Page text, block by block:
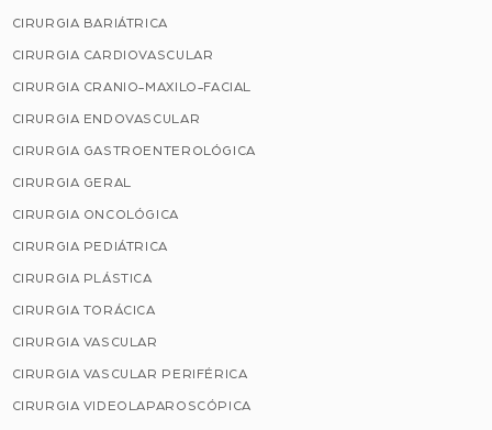
CIRURGIA BARIÁTRICA
CIRURGIA CARDIOVASCULAR
CIRURGIA CRANIO-MAXILO-FACIAL
CIRURGIA ENDOVASCULAR
CIRURGIA GASTROENTEROLÓGICA
CIRURGIA GERAL
CIRURGIA ONCOLÓGICA
CIRURGIA PEDIÁTRICA
CIRURGIA PLÁSTICA
CIRURGIA TORÁCICA
CIRURGIA VASCULAR
CIRURGIA VASCULAR PERIFÉRICA
CIRURGIA VIDEOLAPAROSCÓPICA